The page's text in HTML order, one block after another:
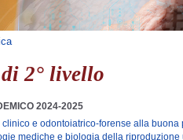
2° livello
2024-2025
clinico e odontoiatrico-forense alla buona
mediche e biologia della riproduzione